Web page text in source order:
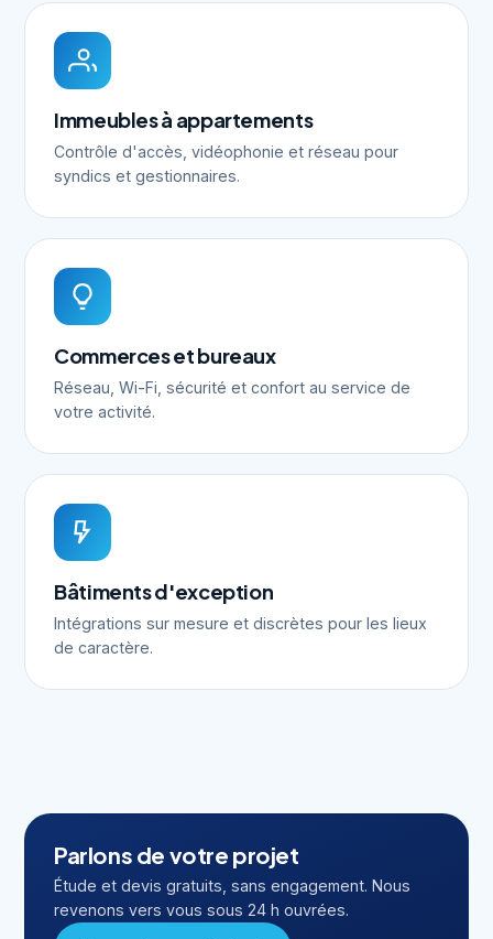
Immeubles à appartements
Contrôle d'accès, vidéophonie et réseau pour
syndics et gestionnaires.
Commerces et bureaux
Réseau, Wi-Fi, sécurité et confort au service de
votre activité.
Bâtiments d'exception
Intégrations sur mesure et discrètes pour les lieux
de caractère.
Parlons de votre projet
Étude et devis gratuits, sans engagement. Nous
revenons vers vous sous 24 h ouvrées.